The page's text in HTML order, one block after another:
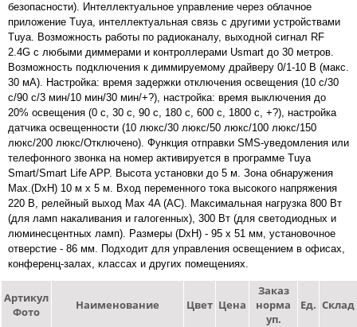
безопасности). Интеллектуальное управление через облачное
приложение Tuya, интеллектуальная связь с другими устройствами
Tuya. Возможность работы по радиоканалу, выходной сигнал RF
2.4G с любыми диммерами и контроллерами Usmart до 30 метров.
Возможность подключения к диммируемому драйверу 0/1-10 В (макс.
30 мА). Настройка: время задержки отключения освещения (10 с/30
с/90 с/3 мин/10 мин/30 мин/+?), настройка: время выключения до
20% освещения (0 с, 30 с, 90 с, 180 с, 600 с, 1800 с, +?), настройка
датчика освещенности (10 люкс/30 люкс/50 люкс/100 люкс/150
люкс/200 люкс/Отключено). Функция отправки SMS-уведомления или
телефонного звонка на номер активируется в программе Tuya
Smart/Smart Life APP. Высота установки до 5 м. Зона обнаружения
Max.(DxH) 10 м x 5 м. Вход переменного тока высокого напряжения
220 В, релейный выход Max 4A (AC). Максимальная нагрузка 800 Вт
(для ламп накаливания и галогенных), 300 Вт (для светодиодных и
люминесцентных ламп). Размеры (DxH) - 95 х 51 мм, установочное
отверстие - 86 мм. Подходит для управления освещением в офисах,
конференц-залах, классах и других помещениях.
Артикул
Фото
Наименование Цвет Цена
Заказ
норма
уп.
Ед. Склад